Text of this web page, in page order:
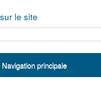
le site
principale
?
et Ateliers
gérer un atelier